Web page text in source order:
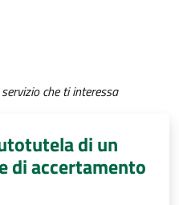
che ti interessa
di un
di accertamento